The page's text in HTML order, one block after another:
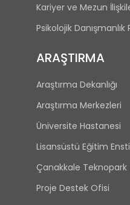
Kariyer ve Mezun
Psikolojik Danışmanlık
ARAŞTIRMA
Araştırma Dekanlığı
Araştırma Merkezleri
Üniversite Hastanesi
Lisansüstü Eğitim
Çanakkale Teknopark
Proje Destek Ofisi